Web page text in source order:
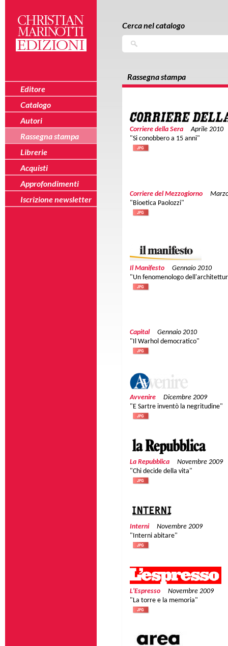
Cerca nel catalogo
Cerca
Rassegna stampa
Corriere della Sera
Aprile 2010
"Si conobbero a 15 anni"
Corriere del Mezzogiorno
"Bioetica Paolozzi"
Il Manifesto
Gennaio 2010
"Un fenomenologo
Capital
Gennaio 2010
"Il Warhol democratico"
Avvenire
Dicembre 2009
"E Sartre inventò la negritudine"
La Repubblica
Novembre 2009
"Chi decide della vita"
Interni
Novembre 2009
"Interni abitare"
L'Espresso
Novembre 2009
"La torre e la memoria"
Editore
Catalogo
Autori
Rassegna stampa
Librerie
Acquisti
Approfondimenti
Iscrizione newsletter